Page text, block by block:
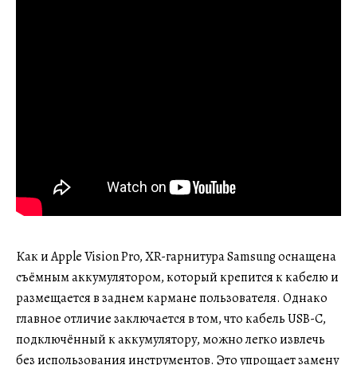
Как и Apple Vision Pro, XR-гарнитура Samsung оснащена
съёмным аккумулятором, который крепится к кабелю и
размещается в заднем кармане пользователя. Однако
главное отличие заключается в том, что кабель USB-C,
подключённый к аккумулятору, можно легко извлечь
без использования инструментов. Это упрощает замену